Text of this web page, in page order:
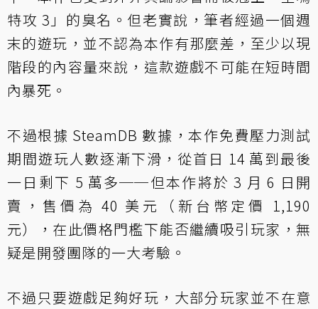
特攻 3」的臭名。但老實說，筆者經過一個週
末的遊玩，並不認為本作有那麼差，至少以現
階段的內容量來說，這款遊戲不可能在短時間
內暴死。
不過根據 SteamDB 數據，本作免費壓力測試
期間遊玩人數逐漸下滑，從首日 14 萬到最後
一日剩下 5 萬多──但本作將於 3 月 6 日開
賣，售價為 40 美元（新台幣定價 1,190
元），在此價格門檻下能否繼續吸引玩家，無
疑是開發團隊的一大考驗。
不過只要遊戲足夠好玩，大部分玩家並不在意